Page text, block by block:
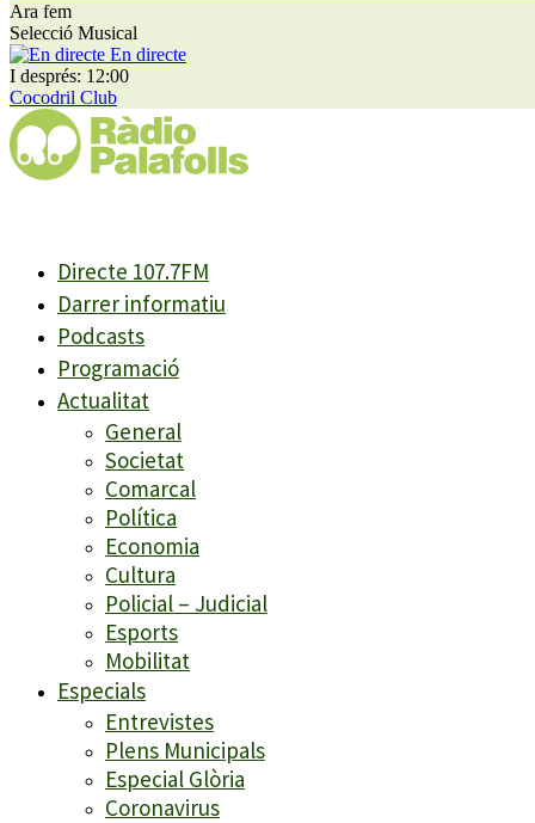
Ara fem
Selecció Musical
En directe
I després: 12:00
Cocodril Club
Directe 107.7FM
Darrer informatiu
Podcasts
Programació
Actualitat
General
Societat
Comarcal
Política
Economia
Cultura
Policial – Judicial
Esports
Mobilitat
Especials
Entrevistes
Plens Municipals
Especial Glòria
Coronavirus